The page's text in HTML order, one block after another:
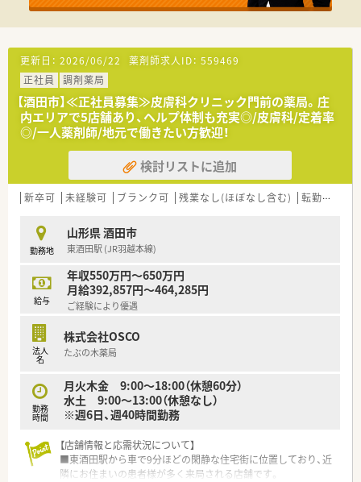
店舗展開を行っています。
■代表自身も薬剤師として現場に出ており、現場の状況を正しく
■従業員の平均勤続年数は約10年と非常に長く、定着率が高く
働きやすい企業風土があります。
【求人情報について】
■ご経験により年収550万円から650万円の提示が可能で、高収
入を目指せる求人です。
■最大でも18時までのシフト勤務となっており、夜遅くまでの
勤務が発生いたしません。
■残業は月平均5から6時間程度と少なく、発生した場合は1分単
位で手当が支給されます。
更新日： 2026/06/22 薬剤師求人ID： 559469
正社員
調剤薬局
【酒田市】≪正社員募集≫皮膚科クリニック門前の薬局。庄
内エリアで5店舗あり、ヘルプ体制も充実◎/皮膚科/定着率
◎/一人薬剤師/地元で働きたい方歓迎！
検討リストに追加
新卒可 未経験可 ブランク可 残業なし(ほぼなし含む) 転勤なし
勤務地
山形県 酒田市
東酒田駅 (JR羽越本線)
給与
年収550万円～650万円
月給392,857円～464,285円
ご経験により優遇
法人
名
株式会社OSCO
たぶの木薬局
勤務
時間
月火木金 9:00～18:00（休憩60分）
水土 9:00～13:00（休憩なし）
※週6日、週40時間勤務
【店舗情報と応需状況について】
■東酒田駅から車で9分ほどの閑静な住宅街に位置しており、近
隣にお住まいの患者様が多く来局される店舗です。